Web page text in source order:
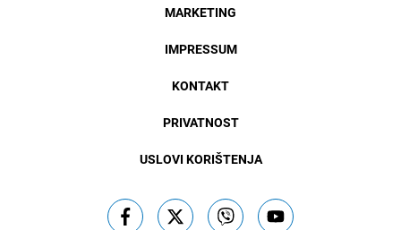
MARKETING
IMPRESSUM
KONTAKT
PRIVATNOST
USLOVI KORIŠTENJA